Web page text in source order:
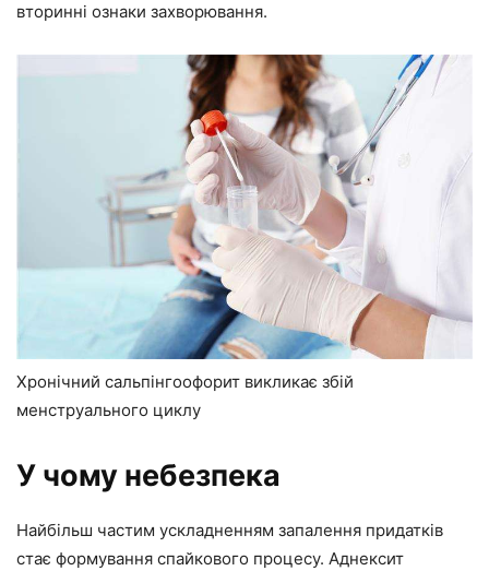
вторинні ознаки захворювання.
Хронічний сальпінгоофорит викликає збій
менструального циклу
У чому небезпека
Найбільш частим ускладненням запалення придатків
стає формування спайкового процесу. Аднексит